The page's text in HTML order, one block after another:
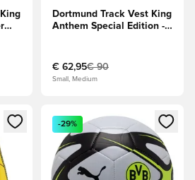
Dortmund Track Vest King
Anthem Special Edition -
€ 62,95€ 90
Small, Medium
in te loggen of je aan te melden als
Opent een venster om in te
-29%